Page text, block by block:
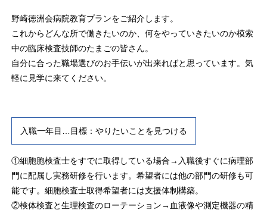
野崎徳洲会病院教育プランをご紹介します。
これからどんな所で働きたいのか、何をやっていきたいのか模索
中の臨床検査技師のたまごの皆さん。
自分に合った職場選びのお手伝いが出来ればと思っています。気
軽に見学に来てください。
入職一年目…目標：やりたいことを見つける
①細胞胞検査士をすでに取得している場合→入職後すぐに病理部
門に配属し実務研修を行います。希望者には他の部門の研修も可
能です。細胞検査士取得希望者には支援体制構築。
②検体検査と生理検査のローテーション→血液像や測定機器の精